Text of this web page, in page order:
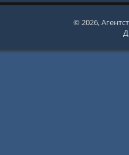
© 2026,